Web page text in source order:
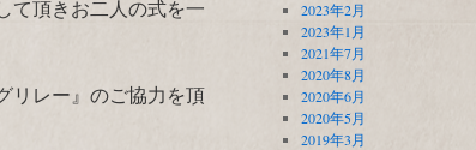
て頂きお二人の式を一
リレー』のご協力を頂
2023年2月
2023年1月
2021年7月
2020年8月
2020年6月
2020年5月
2019年3月